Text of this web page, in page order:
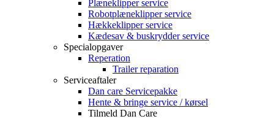
Plæneklipper service
Robotplæneklipper service
Hækkeklipper service
Kædesav & buskrydder service
Specialopgaver
Reperation
Trailer reparation
Serviceaftaler
Dan care Servicepakke
Hente & bringe service / kørsel
Tilmeld Dan Care